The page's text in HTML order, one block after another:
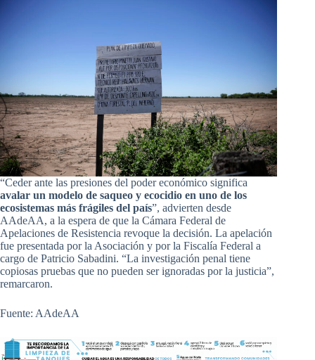
“Ceder ante las presiones del poder económico significa
avalar un modelo de saqueo y ecocidio en uno de los
ecosistemas más frágiles del país”, advierten desde
AAdeAA, a la espera de que la Cámara Federal de
Apelaciones de Resistencia revoque la decisión. La apelación
fue presentada por la Asociación y por la Fiscalía Federal a
cargo de Patricio Sabadini. “La investigación penal tiene
copiosas pruebas que no pueden ser ignoradas por la justicia”,
remarcaron.
Fuente: AAdeAA